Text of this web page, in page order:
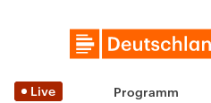
Live Programm